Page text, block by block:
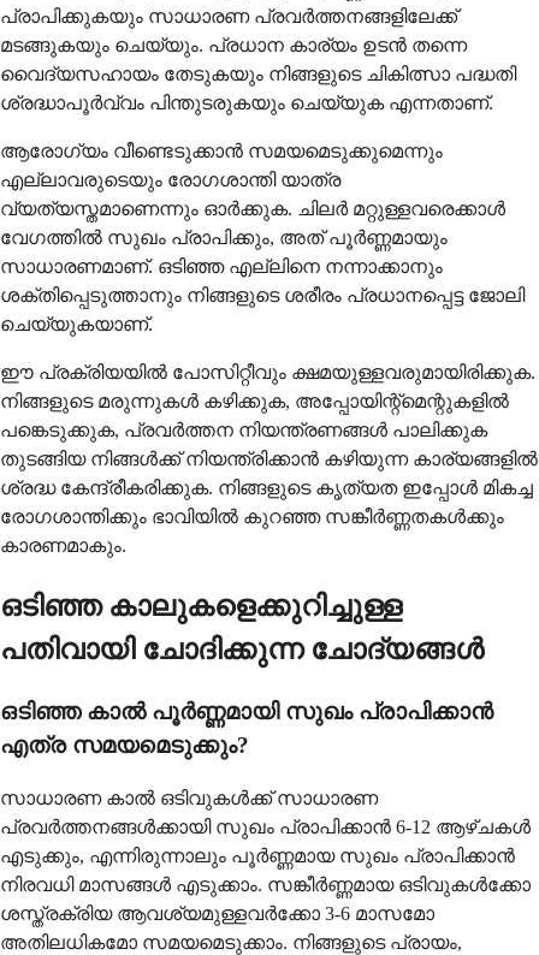
പ്രാപിക്കുകയും സാധാരണ പ്രവര്‍ത്തനങ്ങളിലേക്ക്
മടങ്ങുകയും ചെയ്യും. പ്രധാന കാര്യം ഉടന്‍ തന്നെ
വൈദ്യസഹായം തേടുകയും നിങ്ങളുടെ ചികിത്സാ പദ്ധതി
ശ്രദ്ധാപൂര്‍വ്വം പിന്തുടരുകയും ചെയ്യുക എന്നതാണ്.
ആരോഗ്യം വീണ്ടെടുക്കാന്‍ സമയമെടുക്കുമെന്നും
എല്ലാവരുടെയും രോഗശാന്തി യാത്ര
വ്യത്യസ്തമാണെന്നും ഓര്‍ക്കുക. ചിലര്‍ മറ്റുള്ളവരെക്കാള്‍
വേഗത്തില്‍ സുഖം പ്രാപിക്കും, അത് പൂര്‍ണ്ണമായും
സാധാരണമാണ്. ഒടിഞ്ഞ എല്ലിനെ നന്നാക്കാനും
ശക്തിപ്പെടുത്താനും നിങ്ങളുടെ ശരീരം പ്രധാനപ്പെട്ട ജോലി
ചെയ്യുകയാണ്.
ഈ പ്രക്രിയയില്‍ പോസിറ്റീവും ക്ഷമയുള്ളവരുമായിരിക്കുക.
നിങ്ങളുടെ മരുന്നുകള്‍ കഴിക്കുക, അപ്പോയിന്റ്മെന്റുകളില്‍
പങ്കെടുക്കുക, പ്രവര്‍ത്തന നിയന്ത്രണങ്ങള്‍ പാലിക്കുക
തുടങ്ങിയ നിങ്ങള്‍ക്ക് നിയന്ത്രിക്കാന്‍ കഴിയുന്ന കാര്യങ്ങളില്‍
ശ്രദ്ധ കേന്ദ്രീകരിക്കുക. നിങ്ങളുടെ കൃത്യത ഇപ്പോള്‍ മികച്ച
രോഗശാന്തിക്കും ഭാവിയില്‍ കുറഞ്ഞ സങ്കീര്‍ണ്ണതകള്‍ക്കും
കാരണമാകും.
ഒടിഞ്ഞ കാലുകളെക്കുറിച്ചുള്ള
പതിവായി ചോദിക്കുന്ന ചോദ്യങ്ങള്‍
ഒടിഞ്ഞ കാല്‍ പൂര്‍ണ്ണമായി സുഖം പ്രാപിക്കാന്‍
എത്ര സമയമെടുക്കും?
സാധാരണ കാല്‍ ഒടിവുകള്‍ക്ക് സാധാരണ
പ്രവര്‍ത്തനങ്ങള്‍ക്കായി സുഖം പ്രാപിക്കാന്‍ 6-12 ആഴ്ചകള്‍
എടുക്കും, എന്നിരുന്നാലും പൂര്‍ണ്ണമായ സുഖം പ്രാപിക്കാന്‍
നിരവധി മാസങ്ങള്‍ എടുക്കാം. സങ്കീര്‍ണ്ണമായ ഒടിവുകള്‍ക്കോ
ശസ്ത്രക്രിയ ആവശ്യമുള്ളവര്‍ക്കോ 3-6 മാസമോ
അതിലധികമോ സമയമെടുക്കാം. നിങ്ങളുടെ പ്രായം,